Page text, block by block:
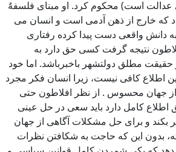
عدالت است) محکوم کرد. او مبنای فلسفهٌ
که خارج از ذهن آدمی است و انسان می
به دانش واقعی دست پیدا کرده رفتاری
نتیجه گرفت کسی حق دارد به
حقیقت مطلق دولتشهر باخبرباشد. اما خود
کافی نیست، زیرا انسان فکر مجرد
جهان محسوس . از نظر افلاطون حتی
اطلاع کامل دارد باید سعی در حل عینی
و برای حل مشکلات آگاهی از جهان
بدون این که حاجت به شکافتن نظرات